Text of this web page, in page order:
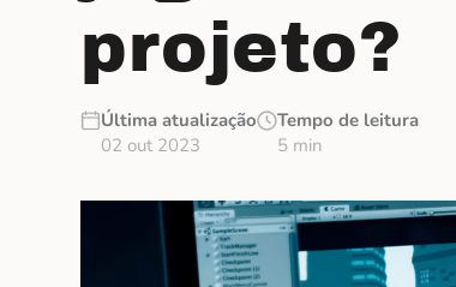
projeto?
Última atualização
02 out 2023
Tempo de leitura
5 min